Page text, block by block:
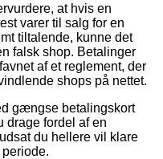
at hvis en
varer til salg for en
tiltalende, kunne det
falsk shop. Betalinger
af et reglement, der
shops på nettet.
gængse betalingskort
drage fordel af en
du hellere vil klare